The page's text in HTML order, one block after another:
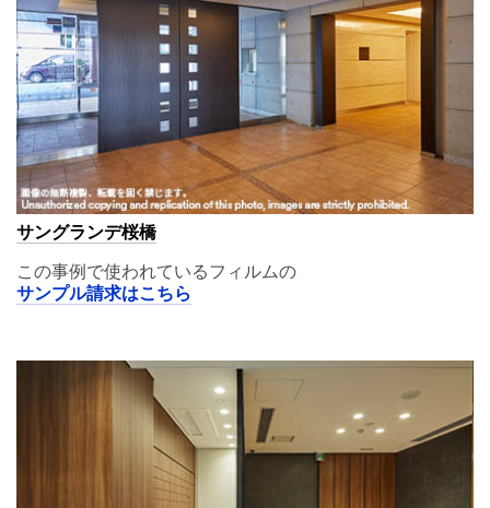
サングランデ桜橋
この事例で使われているフィルムの
サンプル請求はこちら